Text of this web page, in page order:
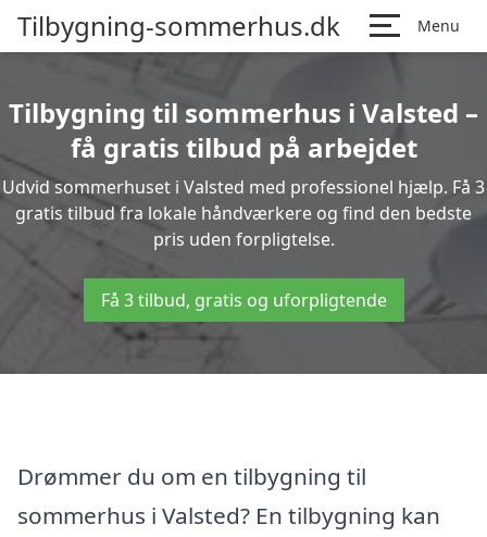
Tilbygning-sommerhus.dk Menu
Tilbygning til sommerhus i Valsted –
få gratis tilbud på arbejdet
Udvid sommerhuset i Valsted med professionel hjælp. Få 3
gratis tilbud fra lokale håndværkere og find den bedste
pris uden forpligtelse.
Få 3 tilbud, gratis og uforpligtende
Drømmer du om en tilbygning til
sommerhus i Valsted? En tilbygning kan